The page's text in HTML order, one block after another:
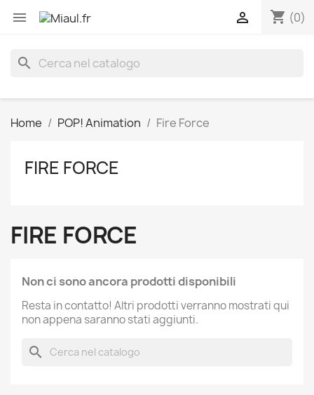
 shopping_cart (0)

search
Home POP! Animation Fire Force
FIRE FORCE
FIRE FORCE
Non ci sono ancora prodotti disponibili
Resta in contatto! Altri prodotti verranno mostrati qui
non appena saranno stati aggiunti.
search